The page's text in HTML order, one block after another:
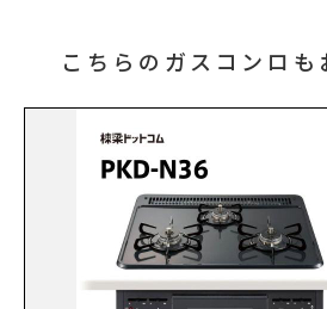
こちらのガスコンロも